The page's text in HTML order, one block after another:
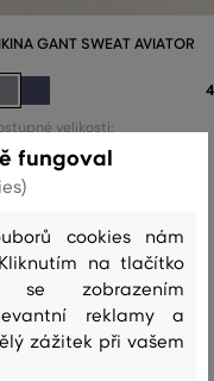
GANT SWEAT AVIATOR
velikosti:
ZÁKAZNÍKŮM
fungoval
cookies nám
na tlačítko
se zobrazením
reklamy a
zážitek při vašem